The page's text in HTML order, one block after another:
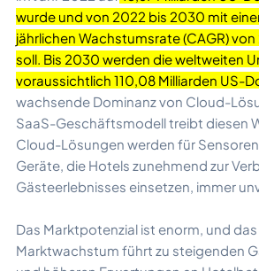
wurde und von 2022 bis 2030 mit
jährlichen Wachstumsrate (CAGR)
soll. Bis 2030 werden die weltweiten
voraussichtlich 110,08 Milliarden US-
wachsende Dominanz von Cloud-
SaaS-Geschäftsmodell treibt diesen
Cloud-Lösungen werden für
Geräte, die Hotels zunehmend zur
Gästeerlebnisses einsetzen, immer
Das Marktpotenzial ist enorm, und
Marktwachstum führt zu steigenden